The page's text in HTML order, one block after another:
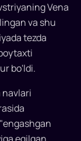
Vena
va shu
tezda
bo'ldi.
navlari